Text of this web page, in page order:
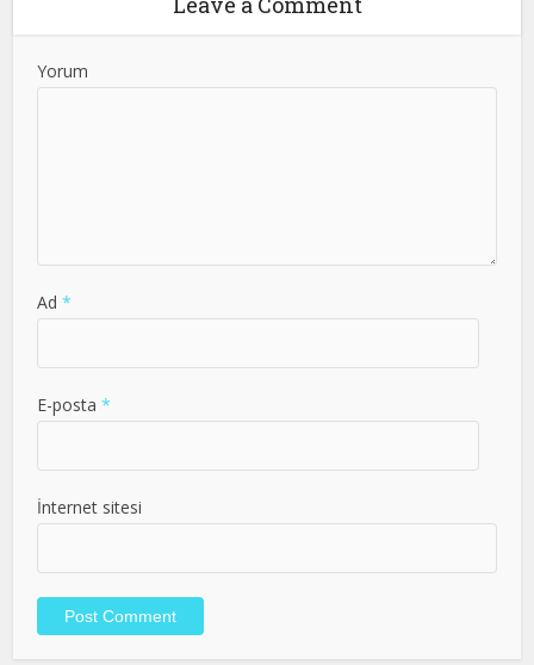
Yorum
Ad*
E-posta*
İnternet sitesi